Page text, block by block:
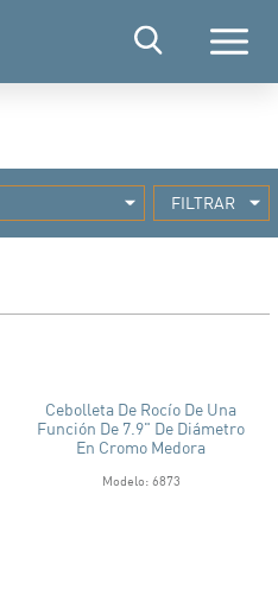
Menú
FILTRAR
Cebolleta De Rocío De Una
Función De 7.9" De Diámetro
En Cromo Medora
Modelo: 6873